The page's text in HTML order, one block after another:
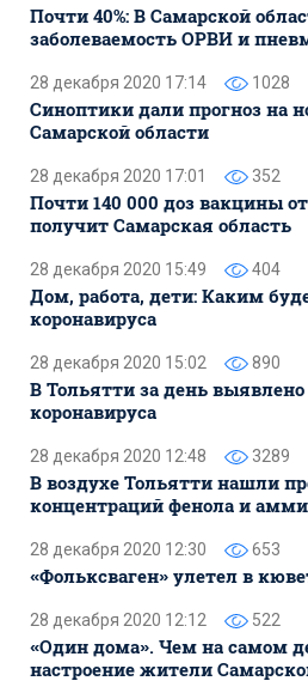
Почти 40%: В Самарской
заболеваемость ОРВИ и
28 декабря 2020 17:14 1028
Синоптики дали прогноз на
Самарской области
28 декабря 2020 17:01 352
Почти 140 000 доз вакцины
получит Самарская область
28 декабря 2020 15:49 404
Дом, работа, дети: Каким
коронавируса
28 декабря 2020 15:02 890
В Тольятти за день выявлено
коронавируса
28 декабря 2020 12:48 3289
В воздухе Тольятти нашли
концентраций фенола и
28 декабря 2020 12:30 653
«Фольксваген» улетел в
28 декабря 2020 12:12 522
«Один дома». Чем на самом
настроение жители